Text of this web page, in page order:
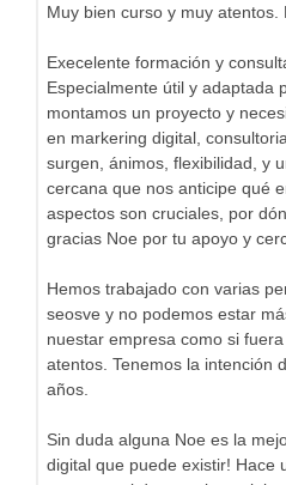
Muy bien curso y muy atentos.
Execelente formación y
Especialmente útil y adaptada
montamos un proyecto y
en markering digital,
surgen, ánimos, flexibilidad, y
cercana que nos anticipe qué
aspectos son cruciales, por
gracias Noe por tu apoyo y
Hemos trabajado con varias
seosve y no podemos estar
nuestar empresa como si
atentos. Tenemos la intención
años.
Sin duda alguna Noe es la
digital que puede existir! Hace